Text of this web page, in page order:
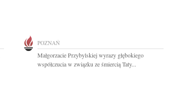
POZNAŃ
Małgorzacie Przybylskiej wyrazy głębokiego
współczucia w związku ze śmiercią Taty...